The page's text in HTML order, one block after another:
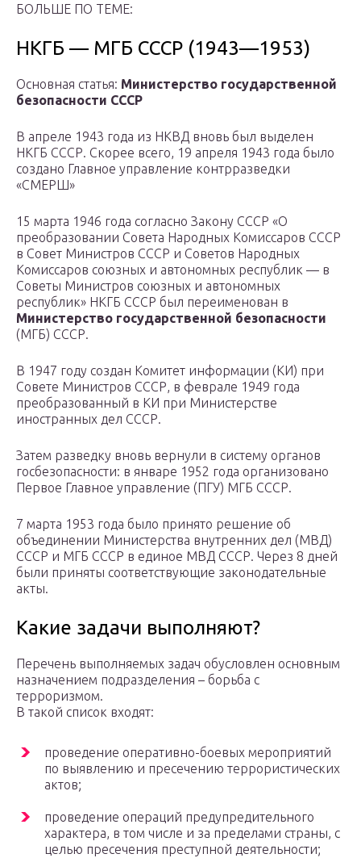
БОЛЬШЕ ПО ТЕМЕ:
НКГБ — МГБ СССР (1943—1953)
Основная статья: Министерство государственной
безопасности СССР
В апреле 1943 года из НКВД вновь был выделен
НКГБ СССР. Скорее всего, 19 апреля 1943 года было
создано Главное управление контрразведки
«СМЕРШ»
15 марта 1946 года согласно Закону СССР «О
преобразовании Совета Народных Комиссаров СССР
в Совет Министров СССР и Советов Народных
Комиссаров союзных и автономных республик — в
Советы Министров союзных и автономных
республик» НКГБ СССР был переименован в
Министерство государственной безопасности
(МГБ) СССР.
В 1947 году создан Комитет информации (КИ) при
Совете Министров СССР, в феврале 1949 года
преобразованный в КИ при Министерстве
иностранных дел СССР.
Затем разведку вновь вернули в систему органов
госбезопасности: в январе 1952 года организовано
Первое Главное управление (ПГУ) МГБ СССР.
7 марта 1953 года было принято решение об
объединении Министерства внутренних дел (МВД)
СССР и МГБ СССР в единое МВД СССР. Через 8 дней
были приняты соответствующие законодательные
акты.
Какие задачи выполняют?
Перечень выполняемых задач обусловлен основным
назначением подразделения – борьба с
терроризмом.
В такой список входят:
проведение оперативно-боевых мероприятий
по выявлению и пресечению террористических
актов;
проведение операций предупредительного
характера, в том числе и за пределами страны, с
целью пресечения преступной деятельности;